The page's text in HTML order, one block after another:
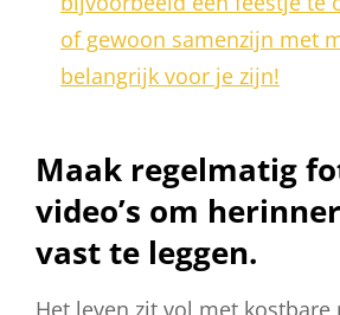
of gewoon samenzijn met
belangrijk voor je zijn!
Maak regelmatig
video’s om
vast te leggen.
Het leven zit vol met